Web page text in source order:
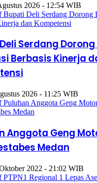
2026 - 12:54 WIB
Serdang
Berbasis Kinerja
2026 - 11:25 WIB
Anggota Geng
Medan
2022 - 21:02 WIB